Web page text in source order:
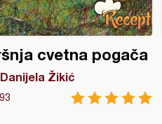
cvetna pogača
Danijela Žikić